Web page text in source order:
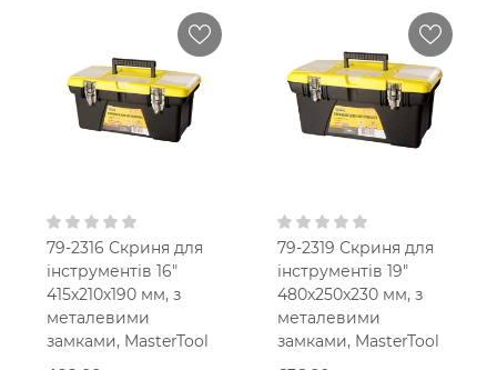
Пластиковий корпус
В кошик
Пластиковий корпус
В кошик
79-2316 Скриня для
інструментів 16"
415х210х190 мм, з
металевими
замками, MasterTool
79-2319 Скриня для
інструментів 19"
480х250х230 мм, з
металевими
замками, MasterTool